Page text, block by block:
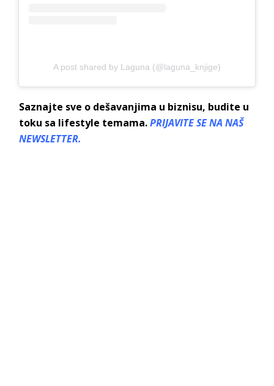
A post shared by Laguna (@laguna_knjige)
Saznajte sve o dešavanjima u biznisu, budite u
toku sa lifestyle temama.PRIJAVITE SE NA NAŠ
NEWSLETTER.